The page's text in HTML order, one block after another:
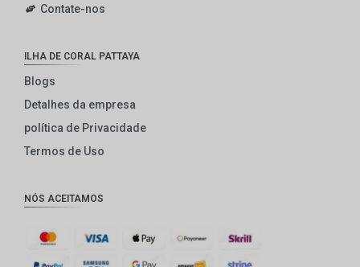
Contate-nos
ILHA DE CORAL PATTAYA
Blogs
Detalhes da empresa
política de Privacidade
Termos de Uso
NÓS ACEITAMOS